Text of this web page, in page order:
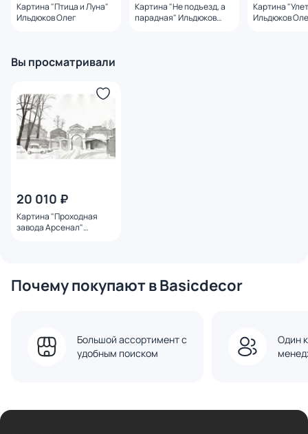
Картина "Птица и Луна"
Ильдюков Олег
Картина "Не подъезд, а
парадная" Ильдюков
Картина
Ильдюков
Вы просматривали
20 010 ₽
Картина "Проходная
завода Арсенал"
Почему покупают в Basicdecor
Большой ассортимент с
удобным поиском
Один